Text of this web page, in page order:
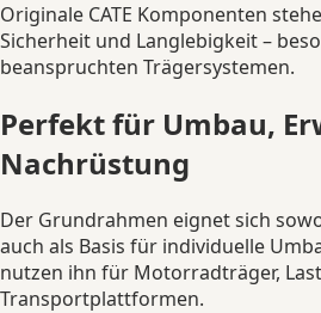
Originale CATE Komponenten
Sicherheit und Langlebigkeit –
beanspruchten Trägersystemen.
Perfekt für Umbau,
Nachrüstung
Der Grundrahmen eignet sich
auch als Basis für individuelle
nutzen ihn für Motorradträger,
Transportplattformen.